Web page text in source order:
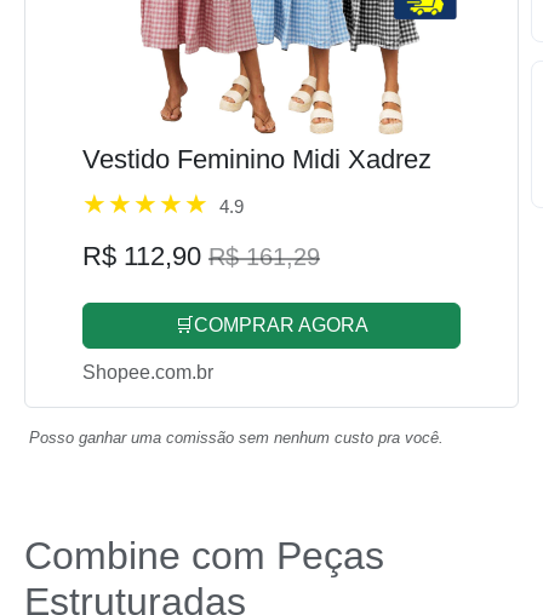
Vestido Feminino Midi Xadrez
4.9
R$ 112,90 R$ 161,29
🛒COMPRAR AGORA
Shopee.com.br
Posso ganhar uma comissão sem nenhum custo pra você.
Combine com Peças
Estruturadas